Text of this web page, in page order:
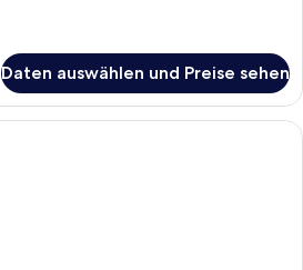
Daten auswählen und Preise sehen
Classic-Einzelzimmer | Minibar,